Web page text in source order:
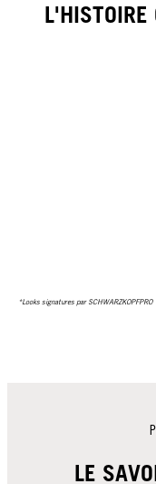
L'HISTOIRE
*Looks signatures par SCHWARZKOPFPRO
LE